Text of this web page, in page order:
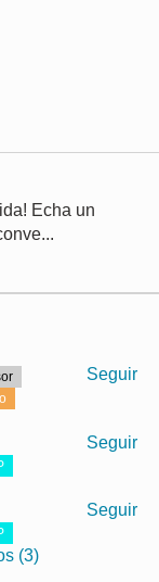
Echa un
...
Seguir
Seguir
Seguir
(3)